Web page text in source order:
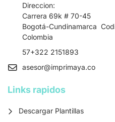
Direccion:
Carrera 69k # 70-45
Bogotá-Cundinamarca
Colombia
57+322 2151893
asesor@imprimaya.co
Links rapidos
Descargar Plantillas